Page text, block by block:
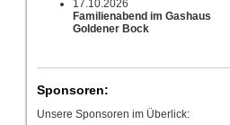
17.10.2026
Familienabend im Gashaus
Goldener Bock
Sponsoren:
Unsere Sponsoren im Überlick: